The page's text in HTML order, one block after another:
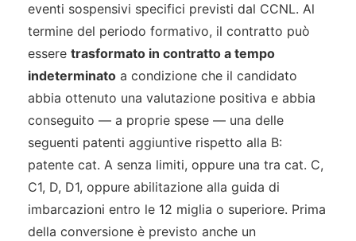
eventi sospensivi specifici previsti dal CCNL. Al
termine del periodo formativo, il contratto può
essere trasformato in contratto a tempo
indeterminato a condizione che il candidato
abbia ottenuto una valutazione positiva e abbia
conseguito — a proprie spese — una delle
seguenti patenti aggiuntive rispetto alla B:
patente cat. A senza limiti, oppure una tra cat. C,
C1, D, D1, oppure abilitazione alla guida di
imbarcazioni entro le 12 miglia o superiore. Prima
della conversione è previsto anche un